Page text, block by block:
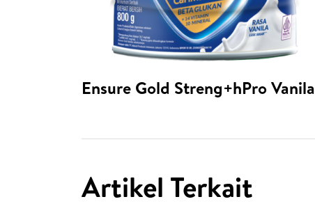
Ensure Gold Streng+hPro Vanila
Artikel Terkait